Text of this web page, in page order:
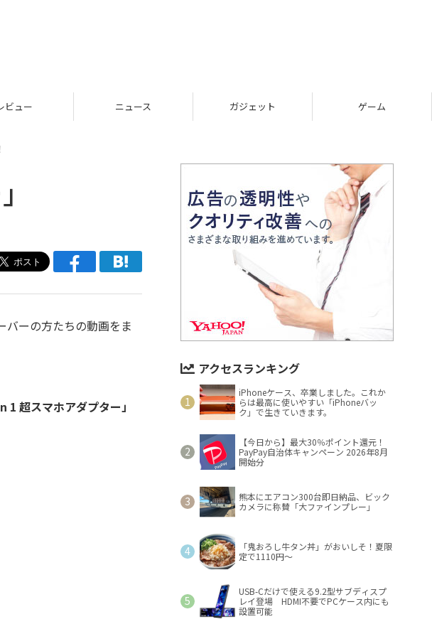
ビュー ニュース ガジェット ゲーム
ーの方たちの動画をま
超スマホアダプター」
アクセスランキング
iPhoneケース、卒業しました。これか
らは最高に使いやすい「iPhoneバッ
ク」で生きていきます。
【今日から】最大30％ポイント還元！
PayPay自治体キャンペーン 2026年8月
開始分
熊本にエアコン300台即日納品、ビック
カメラに称賛「大ファインプレー」
「鬼おろし牛タン丼」がおいしそ！夏限
定で1110円～
USB-Cだけで使える9.2型サブディスプ
レイ登場 HDMI不要でPCケース内にも
設置可能